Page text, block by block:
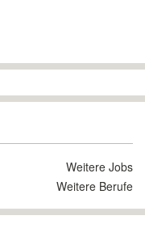
Weitere Jobs
Weitere Berufe